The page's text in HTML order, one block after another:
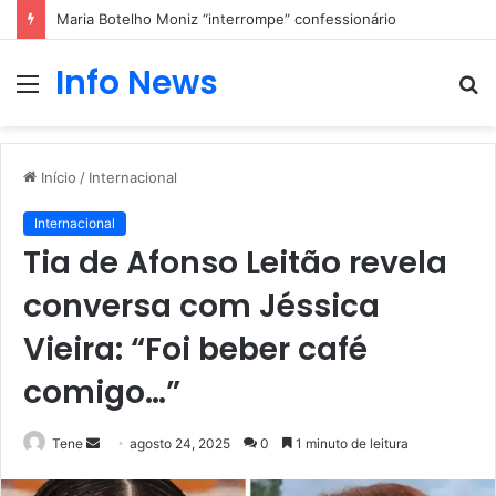
Maria Botelho Moniz “interrompe” confessionário
Menu
Info News
Início / Internacional
Internacional
Tia de Afonso Leitão revela
conversa com Jéssica
Vieira: “Foi beber café
comigo…”
Tene
Mandeagosto 24, 2025 0 1 minuto de leitura